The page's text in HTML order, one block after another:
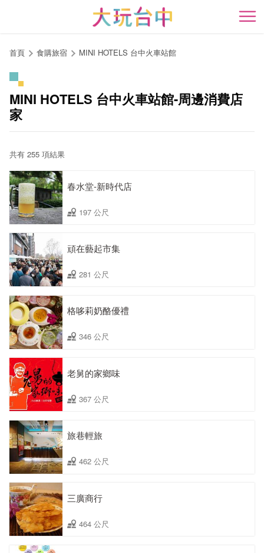
開
首頁 食購旅宿 MINI HOTELS 台中火車站館
MINI HOTELS 台中火車站館-周邊消費店
家
共有 255 項結果
春水堂-新時代店
197 公尺
頑在藝起市集
281 公尺
格哆莉奶酪優禮
346 公尺
老舅的家鄉味
367 公尺
旅巷輕旅
462 公尺
三廣商行
464 公尺